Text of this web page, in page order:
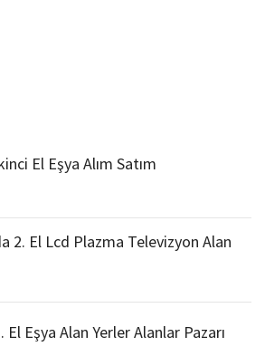
El Eşya Alım Satım
2. El Lcd Plazma Televizyon Alan
El Eşya Alan Yerler Alanlar Pazarı